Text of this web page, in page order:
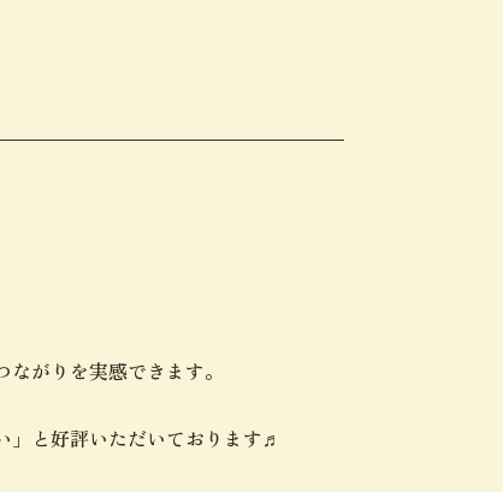
がりを実感できます。
」と好評いただいております♬